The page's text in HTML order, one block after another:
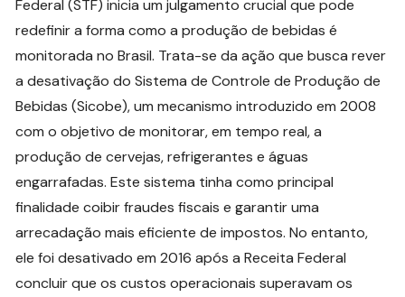
Federal (STF) inicia um julgamento crucial que pode
redefinir a forma como a produção de bebidas é
monitorada no Brasil. Trata-se da ação que busca rever
a desativação do Sistema de Controle de Produção de
Bebidas (Sicobe), um mecanismo introduzido em 2008
com o objetivo de monitorar, em tempo real, a
produção de cervejas, refrigerantes e águas
engarrafadas. Este sistema tinha como principal
finalidade coibir fraudes fiscais e garantir uma
arrecadação mais eficiente de impostos. No entanto,
ele foi desativado em 2016 após a Receita Federal
concluir que os custos operacionais superavam os